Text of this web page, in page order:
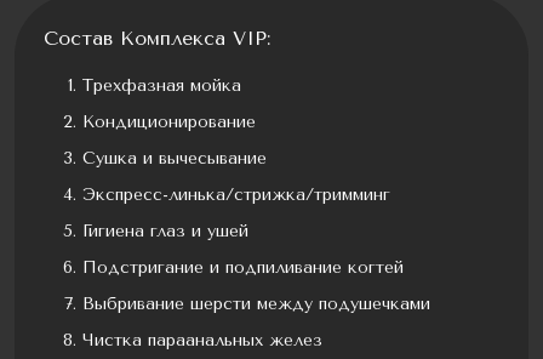
Состав Комплекса VIP:
Трехфазная мойка
Кондиционирование
Сушка и вычесывание
Экспресс-линька/стрижка/тримминг
Гигиена глаз и ушей
Подстригание и подпиливание когтей
Выбривание шерсти между подушечками
Чистка параанальных желез